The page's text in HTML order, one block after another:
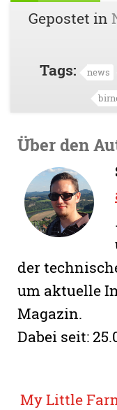
Gepostet in
Tags:
news
Über den
der
um aktuelle
Magazin.
Dabei seit:
My Little